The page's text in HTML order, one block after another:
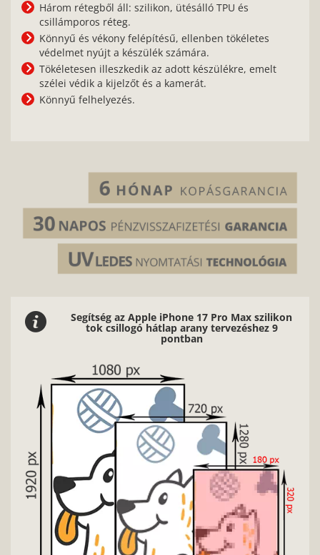
Három rétegből áll: szilikon, ütésálló TPU és
csillámporos réteg.
Könnyű és vékony felépítésű, ellenben tökéletes
védelmet nyújt a készülék számára.
Tökéletesen illeszkedik az adott készülékre, emelt
szélei védik a kijelzőt és a kamerát.
Könnyű felhelyezés.
Segítség az Apple iPhone 17 Pro Max szilikon
tok csillogó hátlap arany tervezéshez 9
pontban